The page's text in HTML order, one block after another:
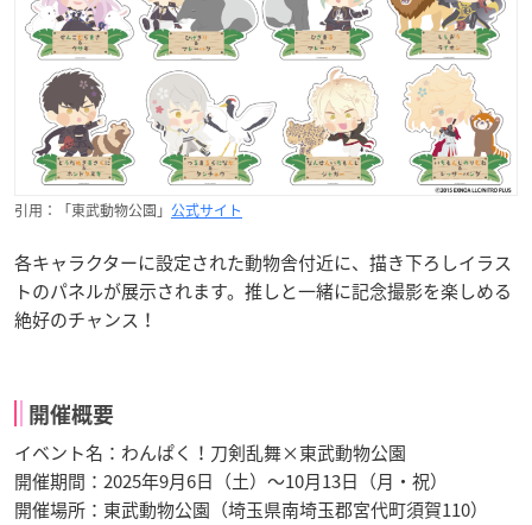
引用：「東武動物公園」 公式サイト
各キャラクターに設定された動物舎付近に、描き下ろしイラス
トのパネルが展示されます。推しと一緒に記念撮影を楽しめる
絶好のチャンス！
開催概要
イベント名：わんぱく！刀剣乱舞×東武動物公園
開催期間：2025年9月6日（土）～10月13日（月・祝）
開催場所：東武動物公園（埼玉県南埼玉郡宮代町須賀110）